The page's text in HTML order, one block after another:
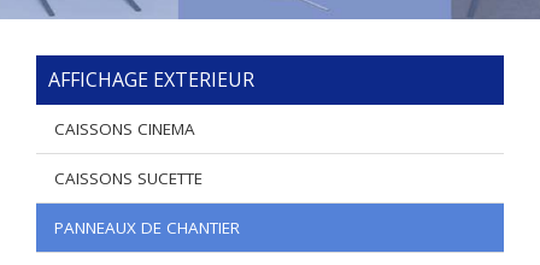
AFFICHAGE EXTERIEUR
CAISSONS CINEMA
CAISSONS SUCETTE
PANNEAUX DE CHANTIER